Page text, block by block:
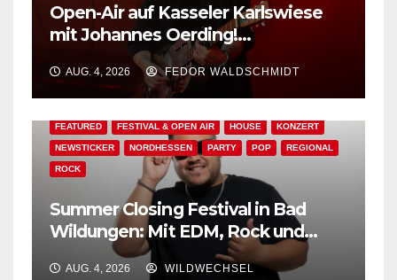
Open-Air auf Kasseler Karlswiese
mit Johannes Oerding!
Zusatzkontingent an Tickets
erhältlich!
AUG. 4, 2026 FEDOR WALDSCHMIDT
FEATURED FESTIVAL & OPEN AIR HOUSE KONZERT
NEWSTICKER NORDHESSEN PARTY POP REGIONAL
ROCK
Summer Closing Festival in Bad
Wildungen: Mit EDM, Rock und
Festivalflair klingt der Sommer aus!
AUG. 4, 2026 WILDWECHSEL